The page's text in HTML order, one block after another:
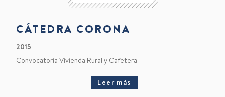
CÁTEDRA CORONA
2015
Convocatoria Vivienda Rural y Cafetera
Leer más